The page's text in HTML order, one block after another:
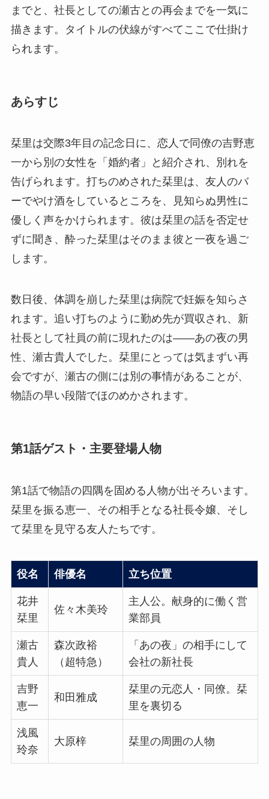
までと、社長としての瀬古との再会までを一気に
描きます。タイトルの伏線がすべてここで仕掛け
られます。
あらすじ
栞里は交際3年目の記念日に、恋人で同僚の吉野恵
一から別の女性を「婚約者」と紹介され、別れを
告げられます。打ちのめされた栞里は、友人のバ
ーでやけ酒をしているところを、見知らぬ男性に
優しく声をかけられます。彼は栞里の話を否定せ
ずに聞き、酔った栞里はそのまま彼と一夜を過ご
します。
数日後、体調を崩した栞里は病院で妊娠を知らさ
れます。追い打ちのように勤め先が買収され、新
社長として社員の前に現れたのは——あの夜の男
性、瀬古貴人でした。栞里にとっては気まずい再
会ですが、瀬古の側には別の事情があることが、
物語の早い段階でほのめかされます。
第1話ゲスト・主要登場人物
第1話で物語の四隅を固める人物が出そろいます。
栞里を振る恵一、その相手となる社長令嬢、そし
て栞里を見守る友人たちです。
役名 俳優名 立ち位置
花井
栞里
佐々木美玲
主人公。献身的に働く営
業部員
瀬古
貴人
森次政裕
（超特急）
「あの夜」の相手にして
会社の新社長
吉野
恵一
和田雅成
栞里の元恋人・同僚。栞
里を裏切る
浅風
玲奈
大原梓 栞里の周囲の人物